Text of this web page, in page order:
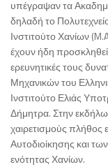
υπέγραψαν τα
δηλαδή το
Ινστιτούτο Χανίων
έχουν ήδη
ερευνητικές τους
Μηχανικών του
Ινστιτούτο Ελιάς
Δήμητρα. Στην
χαιρετισμούς
Αυτοδιοίκησης και
ενότητας Χανίων.